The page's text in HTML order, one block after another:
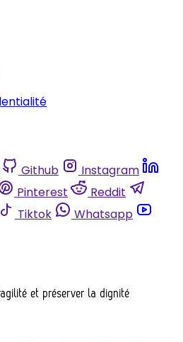
Github
Instagram
Pinterest
Reddit
Tiktok
Whatsapp
et préserver la dignité